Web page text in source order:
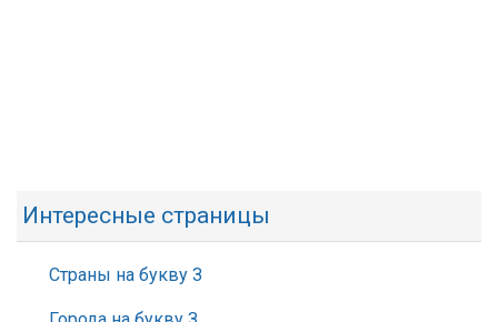
Интересные страницы
Страны на букву З